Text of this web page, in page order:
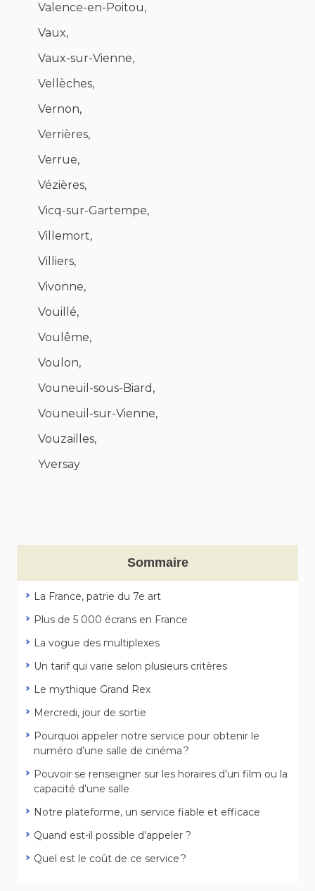
Valence-en-Poitou,
Vaux,
Vaux-sur-Vienne,
Vellèches,
Vernon,
Verrières,
Verrue,
Vézières,
Vicq-sur-Gartempe,
Villemort,
Villiers,
Vivonne,
Vouillé,
Voulême,
Voulon,
Vouneuil-sous-Biard,
Vouneuil-sur-Vienne,
Vouzailles,
Yversay
Sommaire
La France, patrie du 7e art
Plus de 5 000 écrans en France
La vogue des multiplexes
Un tarif qui varie selon plusieurs critères
Le mythique Grand Rex
Mercredi, jour de sortie
Pourquoi appeler notre service pour obtenir le
numéro d’une salle de cinéma ?
Pouvoir se renseigner sur les horaires d’un film ou la
capacité d’une salle
Notre plateforme, un service fiable et efficace
Quand est-il possible d’appeler ?
Quel est le coût de ce service ?